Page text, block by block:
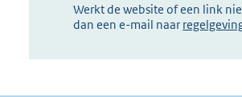
Werkt de website of een link
dan een e-mail naar